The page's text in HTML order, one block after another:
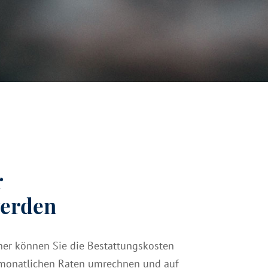
können Sie die Bestattungs­kosten
Raten um­rechnen und auf